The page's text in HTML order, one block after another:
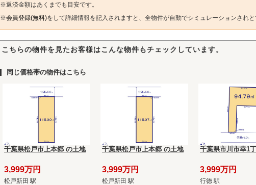
※返済金額はあくまでも目安です。
※会員登録(無料)をして詳細情報を記入されますと、全物件が自動でシミュレーションされと
こちらの物件を見たお客様はこんな物件もチェックしています。
同じ価格帯の物件はこちら
千葉県松戸市上本郷 の土地
3,999万円
松戸新田 駅
千葉県松戸市上本郷 の土地
3,999万円
松戸新田 駅
千葉県市川市幸1
3,999万円
行徳 駅